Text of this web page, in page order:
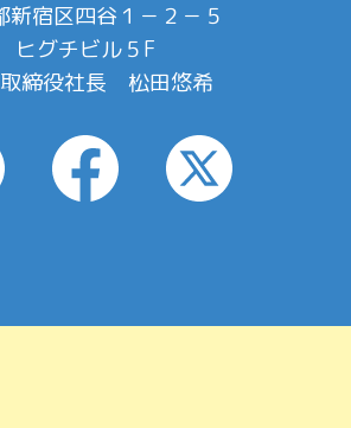
新宿区四谷１－２－５
ヒグチビル５F
締役社長 松田悠希